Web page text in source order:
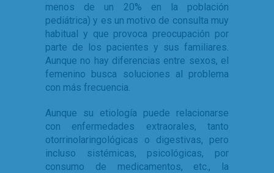
menos de un 20% en la población
pediátrica) y es un motivo de consulta muy
habitual y que provoca preocupación por
parte de los pacientes y sus familiares.
Aunque no hay diferencias entre sexos, el
femenino busca soluciones al problema
con más frecuencia.
Aunque su etiología puede relacionarse
con enfermedades extraorales, tanto
otorrinolaringológicas o digestivas, pero
incluso sistémicas, psicológicas, por
consumo de medicamentos, etc., la